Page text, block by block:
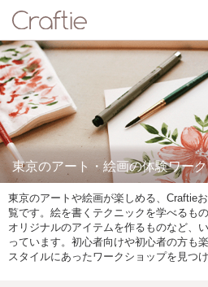
東京のアート・絵画の体験ワー
東京のアートや絵画が楽しめる、Craftie
覧です。絵を書くテクニックを学べるも
オリジナルのアイテムを作るものなど、
っています。初心者向けや初心者の方も
スタイルにあったワークショップを見つ